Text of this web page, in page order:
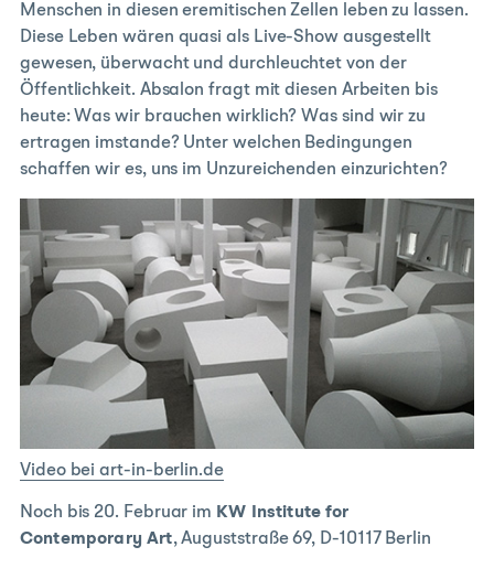
Menschen in diesen eremitischen Zellen leben zu lassen.
Diese Leben wären quasi als Live-Show ausgestellt
gewesen, überwacht und durchleuchtet von der
Öffentlichkeit. Absalon fragt mit diesen Arbeiten bis
heute: Was wir brauchen wirklich? Was sind wir zu
ertragen imstande? Unter welchen Bedingungen
schaffen wir es, uns im Unzureichenden einzurichten?
Video bei art-in-berlin.de
Noch bis 20. Februar im KW Institute for
Contemporary Art, Auguststraße 69, D-10117 Berlin